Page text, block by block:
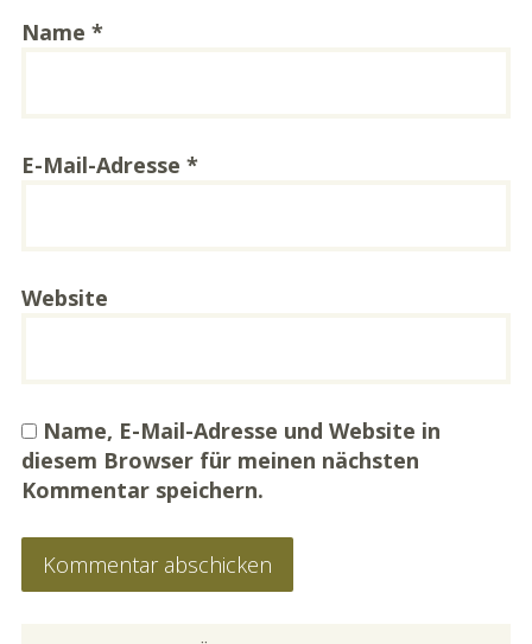
Name *
E-Mail-Adresse *
Website
Name, E-Mail-Adresse und Website in
diesem Browser für meinen nächsten
Kommentar speichern.